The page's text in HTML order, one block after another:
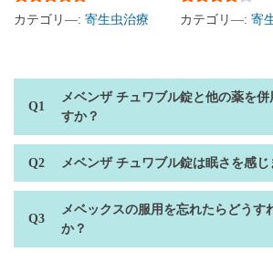
5段階中 4.74の評価
カテゴリ―: 寄生虫治療 5段階中 4.00
カテゴリ―: 寄
メベンザ チュワブル錠と他の薬を
すか？
メベンザ チュワブル錠は眠さを感じ
メベックスの服用を忘れたらどうす
か？